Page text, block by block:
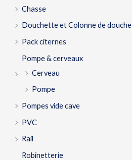
Chasse
Douchette et Colonne de douche
Pack citernes
Pompe & cerveaux
Cerveau
Pompe
Pompes vide cave
PVC
Rail
Robinetterie